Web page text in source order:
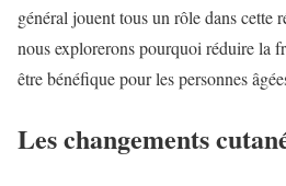
général jouent tous un rôle dans cette
nous explorerons pourquoi réduire la
être bénéfique pour les personnes
Les changements